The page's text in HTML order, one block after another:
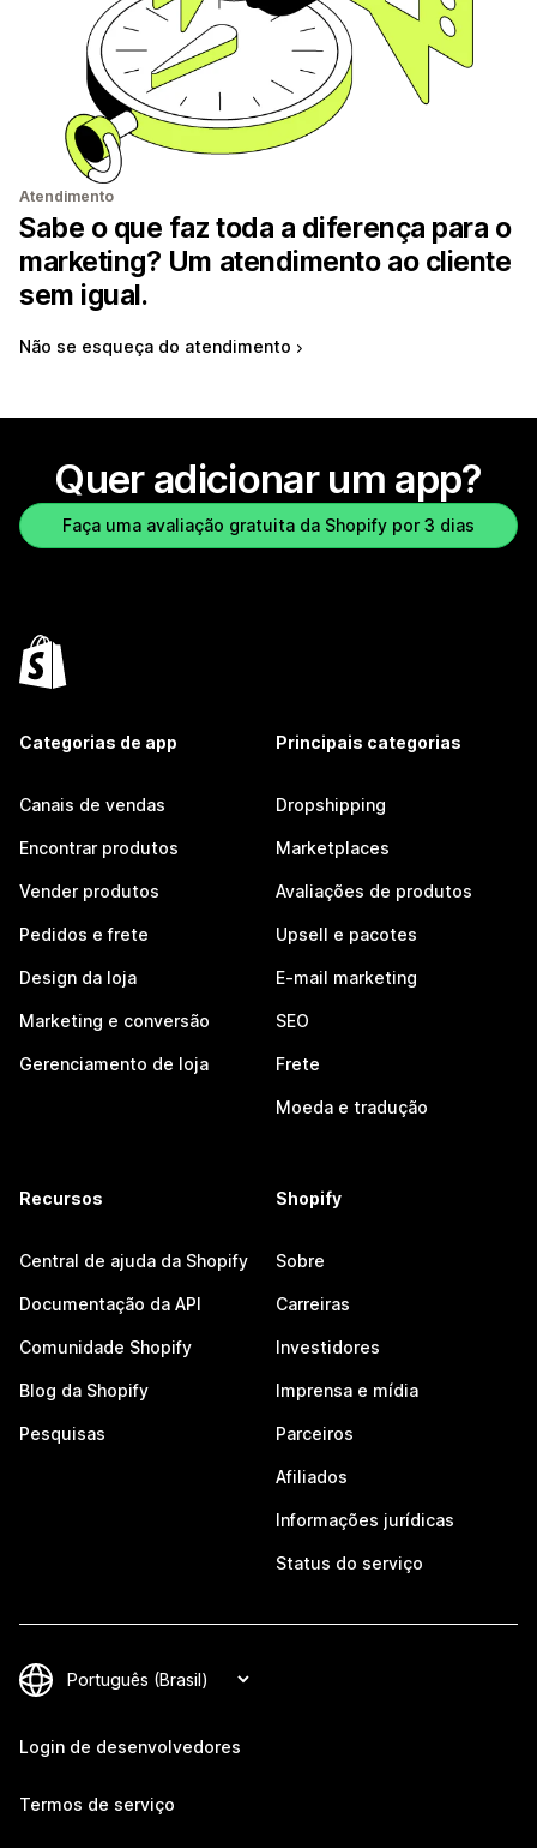
Atendimento
Sabe o que faz toda a diferença para o
marketing? Um atendimento ao cliente
sem igual.
Não se esqueça do atendimento
Quer adicionar um app?
Faça uma avaliação gratuita da Shopify por 3 dias
Categorias de app
Canais de vendas
Encontrar produtos
Vender produtos
Pedidos e frete
Design da loja
Marketing e conversão
Gerenciamento de loja
Principais categorias
Dropshipping
Marketplaces
Avaliações de produtos
Upsell e pacotes
E-mail marketing
SEO
Frete
Moeda e tradução
Recursos
Central de ajuda da Shopify
Documentação da API
Comunidade Shopify
Blog da Shopify
Pesquisas
Shopify
Sobre
Carreiras
Investidores
Imprensa e mídia
Parceiros
Afiliados
Informações jurídicas
Status do serviço
Login de desenvolvedores
Termos de serviço